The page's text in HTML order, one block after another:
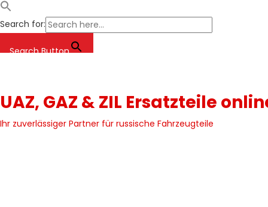
Search for:
Search Button
UAZ, GAZ & ZIL Ersatzteile
Ihr zuverlässiger Partner für russische Fahrzeugteile